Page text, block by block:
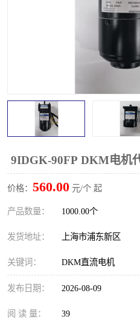
9IDGK-90FP DKM电机
价格： 560.00 元/个 起
产品数量： 1000.00个
发货地址： 上海市浦东新区
关键词： DKM直流电机
发布日期： 2026-08-09
阅 读 量： 39